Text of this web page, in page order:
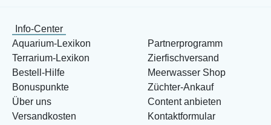
Info-Center
Aquarium-Lexikon
Terrarium-Lexikon
Bestell-Hilfe
Bonuspunkte
Über uns
Versandkosten
Partnerprogramm
Zierfischversand
Meerwasser Shop
Züchter-Ankauf
Content anbieten
Kontaktformular